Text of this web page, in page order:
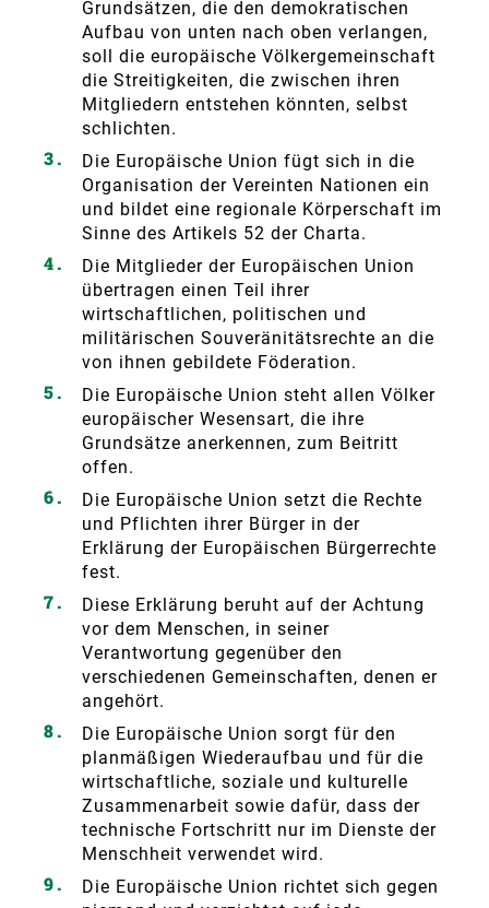
Grundsätzen, die den demokratischen
Aufbau von unten nach oben verlangen,
soll die europäische Völkergemeinschaft
die Streitigkeiten, die zwischen ihren
Mitgliedern entstehen könnten, selbst
schlichten.
Die Europäische Union fügt sich in die
Organisation der Vereinten Nationen ein
und bildet eine regionale Körperschaft im
Sinne des Artikels 52 der Charta.
Die Mitglieder der Europäischen Union
übertragen einen Teil ihrer
wirtschaftlichen, politischen und
militärischen Souveränitätsrechte an die
von ihnen gebildete Föderation.
Die Europäische Union steht allen Völker
europäischer Wesensart, die ihre
Grundsätze anerkennen, zum Beitritt
offen.
Die Europäische Union setzt die Rechte
und Pflichten ihrer Bürger in der
Erklärung der Europäischen Bürgerrechte
fest.
Diese Erklärung beruht auf der Achtung
vor dem Menschen, in seiner
Verantwortung gegenüber den
verschiedenen Gemeinschaften, denen er
angehört.
Die Europäische Union sorgt für den
planmäßigen Wiederaufbau und für die
wirtschaftliche, soziale und kulturelle
Zusammenarbeit sowie dafür, dass der
technische Fortschritt nur im Dienste der
Menschheit verwendet wird.
Die Europäische Union richtet sich gegen